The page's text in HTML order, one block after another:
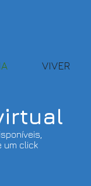
VIVER
um click